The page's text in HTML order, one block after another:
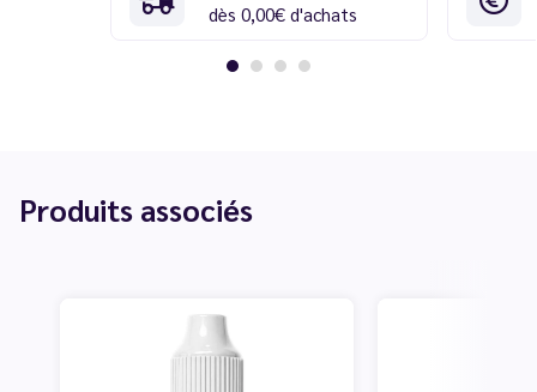
dès 0,00€ d'achats
Produits associés